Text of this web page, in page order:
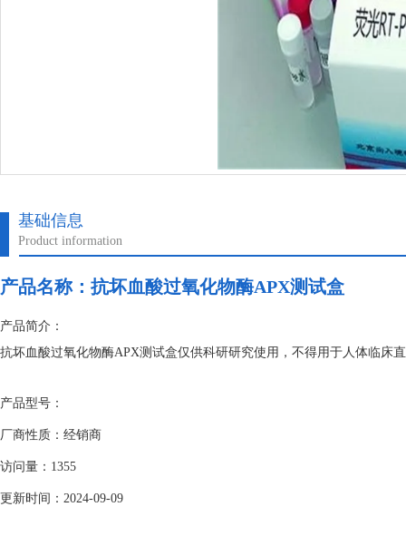
基础信息
Product information
产品名称： 抗坏血酸过氧化物酶APX测试盒
产品简介：
抗坏血酸过氧化物酶APX测试盒仅供科研研究使用，不得用于人体临床
产品型号：
厂商性质：经销商
访问量：1355
更新时间：2024-09-09